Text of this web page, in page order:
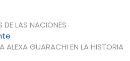
DE LAS NACIONES
Entrada
siguiente:
ALEXA GUARACHI EN LA HISTORIA